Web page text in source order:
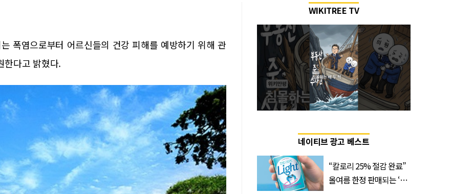
폭염으로부터 어르신들의 건강 피해를 예방하기 위해 관
한다고 밝혔다.
WIKITREE TV
네이티브 광고 베스트
“칼로리 25% 절감 완료”
올여름 한정 판매되는 ‘최